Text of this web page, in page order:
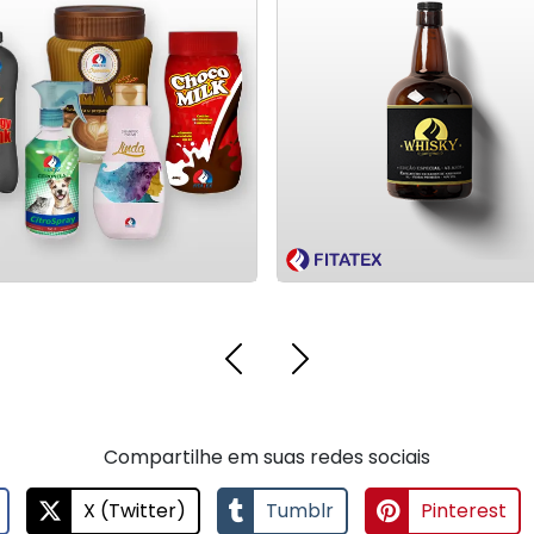
rótulos adesivos
logomarcatipo
rótulos adesivos
logomarcatipo
Compartilhe em suas redes sociais
X (Twitter) Tumblr Pinterest